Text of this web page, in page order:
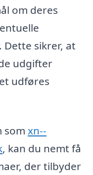
om deres
sikrer, at
udgifter
udføres
som xn--
, kan du nemt få
der tilbyder